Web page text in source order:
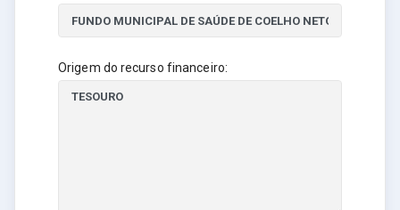
Origem do recurso financeiro: